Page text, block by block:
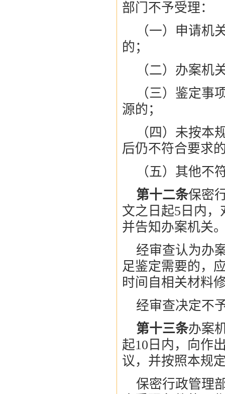
部门不予受理：
（一）申请机
的；
（二）办案机
（三）鉴定事
源的；
（四）未按本
后仍不符合要求
（五）其他不
第十二条保密
文之日起5日内
并告知办案机关
经审查认为办
足鉴定需要的，
时间自相关材料
经审查决定不
第十三条办案
起10日内，向作
议，并按照本规
保密行政管理